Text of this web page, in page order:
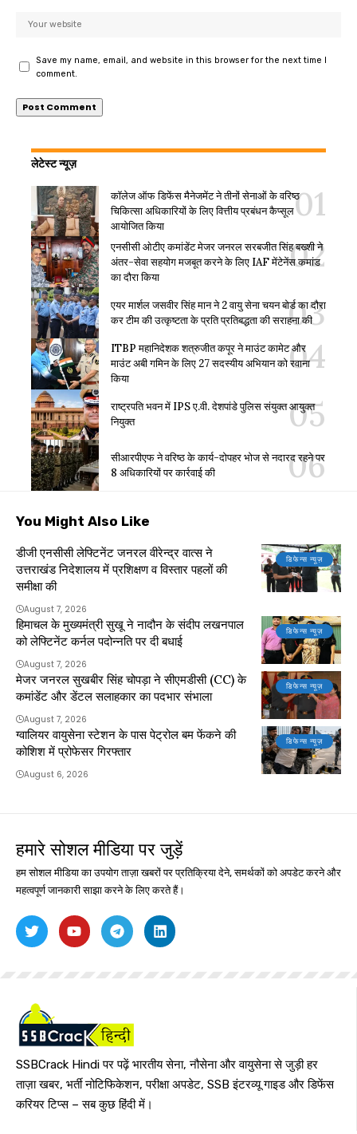
Save my name, email, and website in this browser for the next time I
comment.
लेटेस्ट न्यूज़
कॉलेज ऑफ डिफेंस मैनेजमेंट ने तीनों सेनाओं के वरिष्ठ
चिकित्सा अधिकारियों के लिए वित्तीय प्रबंधन कैप्सूल
आयोजित किया
एनसीसी ओटीए कमांडेंट मेजर जनरल सरबजीत सिंह बख्शी ने
अंतर-सेवा सहयोग मजबूत करने के लिए IAF मेंटेनेंस कमांड
का दौरा किया
एयर मार्शल जसवीर सिंह मान ने 2 वायु सेना चयन बोर्ड का दौरा
कर टीम की उत्कृष्टता के प्रति प्रतिबद्धता की सराहना की
ITBP महानिदेशक शत्रुजीत कपूर ने माउंट कामेट और
माउंट अबी गमिन के लिए 27 सदस्यीय अभियान को रवाना
किया
राष्ट्रपति भवन में IPS ए.वी. देशपांडे पुलिस संयुक्त आयुक्त
नियुक्त
सीआरपीएफ ने वरिष्ठ के कार्य-दोपहर भोज से नदारद रहने पर
8 अधिकारियों पर कार्रवाई की
You Might Also Like
डिफेन्स न्यूज़
डीजी एनसीसी लेफ्टिनेंट जनरल वीरेन्द्र वात्स ने
उत्तराखंड निदेशालय में प्रशिक्षण व विस्तार पहलों की
समीक्षा की
August 7, 2026
डिफेन्स न्यूज़
हिमाचल के मुख्यमंत्री सुखू ने नादौन के संदीप लखनपाल
को लेफ्टिनेंट कर्नल पदोन्नति पर दी बधाई
August 7, 2026
डिफेन्स न्यूज़
मेजर जनरल सुखबीर सिंह चोपड़ा ने सीएमडीसी (CC) के
कमांडेंट और डेंटल सलाहकार का पदभार संभाला
August 7, 2026
डिफेन्स न्यूज़
ग्वालियर वायुसेना स्टेशन के पास पेट्रोल बम फेंकने की
कोशिश में प्रोफेसर गिरफ्तार
August 6, 2026
हमारे सोशल मीडिया पर जुड़ें
हम सोशल मीडिया का उपयोग ताज़ा खबरों पर प्रतिक्रिया देने, समर्थकों को अपडेट करने और
महत्वपूर्ण जानकारी साझा करने के लिए करते हैं।
SSBCrack Hindi पर पढ़ें भारतीय सेना, नौसेना और वायुसेना से जुड़ी हर
ताज़ा खबर, भर्ती नोटिफिकेशन, परीक्षा अपडेट, SSB इंटरव्यू गाइड और डिफेंस
करियर टिप्स – सब कुछ हिंदी में।